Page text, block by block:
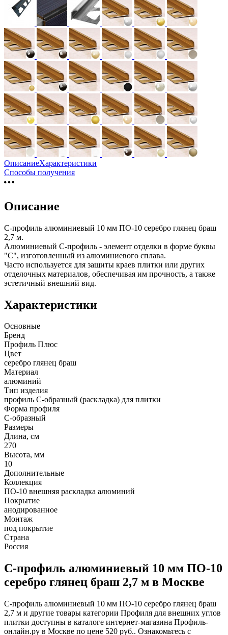
ОписаниеХарактеристики
Способы получения
Описание
С-профиль алюминиевый 10 мм ПО-10 серебро глянец браш
2,7 м.
Алюминиевый С-профиль - элемент отделки в форме буквы
"С", изготовленный из алюминиевого сплава.
Часто используется для защиты краев плитки или других
отделочных материалов, обеспечивая им прочность, а также
эстетичный внешний вид.
Характеристики
Основные
Бренд
Профиль Плюс
Цвет
серебро глянец браш
Материал
алюминий
Тип изделия
профиль С-образный (раскладка) для плитки
Форма профиля
С-образный
Размеры
Длина, см
270
Высота, мм
10
Дополнительные
Коллекция
ПО-10 внешняя раскладка алюминий
Покрытие
анодированное
Монтаж
под покрытие
Страна
Россия
С-профиль алюминиевый 10 мм ПО-10
серебро глянец браш 2,7 м в Москве
С-профиль алюминиевый 10 мм ПО-10 серебро глянец браш
2,7 м и другие товары категории Профиля для внешних углов
плитки доступны в каталоге интернет-магазина Профиль-
онлайн.ру в Москве по цене 520 руб.. Ознакомьтесь с